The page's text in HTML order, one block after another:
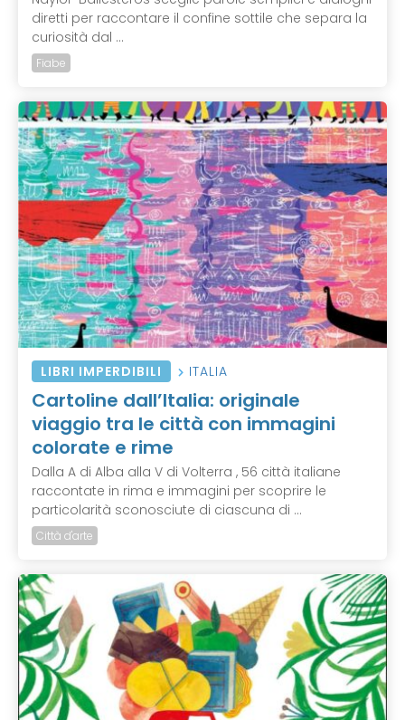
diretti per raccontare il confine sottile che separa la
curiosità dal ...
Fiabe
LIBRI IMPERDIBILI ITALIA
Cartoline dall’Italia: originale
viaggio tra le città con immagini
colorate e rime
Dalla A di Alba alla V di Volterra , 56 città italiane
raccontate in rima e immagini per scoprire le
particolarità sconosciute di ciascuna di ...
Città d'arte